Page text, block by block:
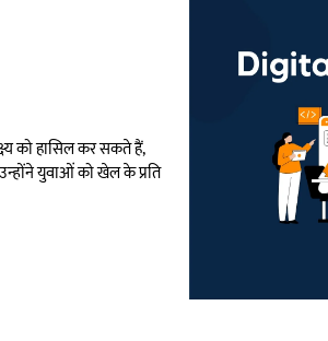
को हासिल कर सकते हैं,
युवाओं को खेल के प्रति